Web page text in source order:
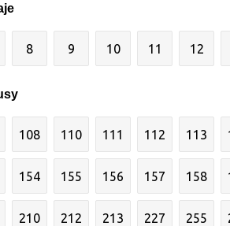
8 9 10 11 12
108 110 111 112 113
154 155 156 157 158
210 212 213 227 255